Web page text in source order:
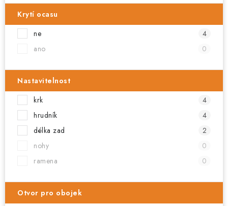
Krytí ocasu
ne
4
ano
0
Nastavitelnost
krk
4
hrudník
4
délka zad
2
nohy
0
ramena
0
Otvor pro obojek